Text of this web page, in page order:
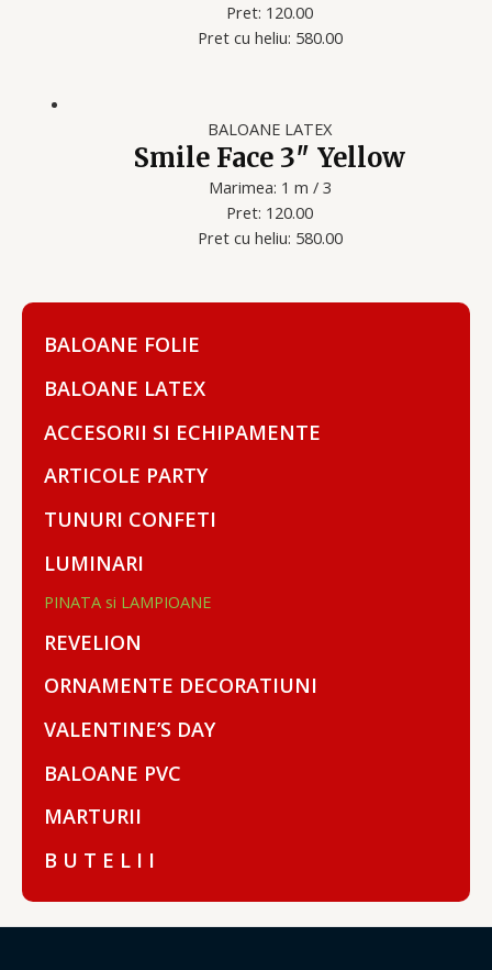
BALOANE FOLIE
BALOANE LATEX
ACCESORII SI ECHIPAMENTE
ARTICOLE PARTY
TUNURI CONFETI
LUMINARI
PINATA si LAMPIOANE
REVELION
ORNAMENTE DECORATIUNI
VALENTINE’S DAY
BALOANE PVC
MARTURII
B U T E L I I
Pret: 120.00
Pret cu heliu: 580.00
BALOANE LATEX
Smile Face 3″ Yellow
Marimea: 1 m / 3
Pret: 120.00
Pret cu heliu: 580.00